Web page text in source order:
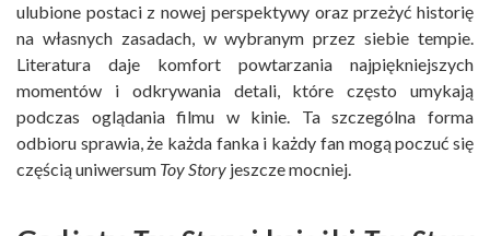
ulubione postaci z nowej perspektywy oraz przeżyć historię
na własnych zasadach, w wybranym przez siebie tempie.
Literatura daje komfort powtarzania najpiękniejszych
momentów i odkrywania detali, które często umykają
podczas oglądania filmu w kinie. Ta szczególna forma
odbioru sprawia, że każda fanka i każdy fan mogą poczuć się
częścią uniwersum Toy Story jeszcze mocniej.